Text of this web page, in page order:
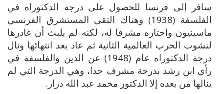
سافر إلى فرنسا للحصول على درجة الدكتوراه في
الفلسفة (1938) وهناك التقى المستشرق الفرنسي
ماسينيون واختاره مشرفا له، لكنه لم يلبث أن غادرها
لنشوب الحرب العالمية الثانية ثم عاد بعد انتهائها ونال
درجة الدكتوراه عام (1948) عن الدين والفلسفة في
رأي ابن رشد بدرجة مشرف جدا، وهي الدرجة التي لم
ينالها من بعده إلا الدكتور محمد عبد الله دراز.